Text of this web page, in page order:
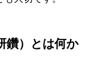
鑽）とは何か